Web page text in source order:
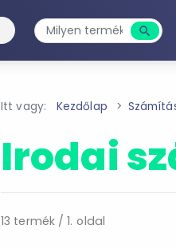
search
Itt vagy: Kezdőlap
Irodai
13 termék / 1. oldal